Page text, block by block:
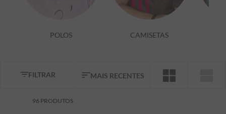
POLOS CAMISETAS
MAIS RECENTES
FILTRAR
96 PRODUTOS
º
bermuda